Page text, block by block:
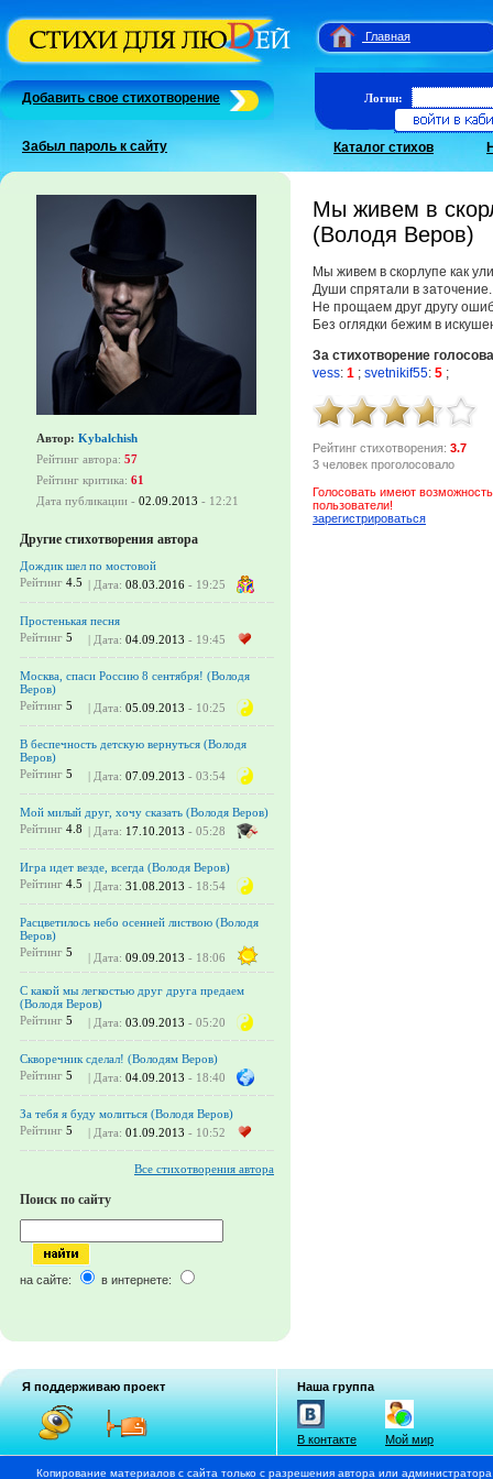
Главная
Добавить свое стихотворение
Забыл пароль к сайту
Логин:
Каталог стихов
Автор: Kybalchish
Рейтинг автора: 57
Рейтинг критика: 61
Дата публикации - 02.09.2013 - 12:21
Другие стихотворения автора
Дождик шел по мостовой
Рейтинг 4.5 | Дата: 08.03.2016 - 19:25
Простенькая песня
Рейтинг 5 | Дата: 04.09.2013 - 19:45
Москва, спаси Россию 8 сентября! (Володя
Веров)
Рейтинг 5 | Дата: 05.09.2013 - 10:25
В беспечность детскую вернуться (Володя
Веров)
Рейтинг 5 | Дата: 07.09.2013 - 03:54
Мой милый друг, хочу сказать (Володя Веров)
Рейтинг 4.8 | Дата: 17.10.2013 - 05:28
Игра идет везде, всегда (Володя Веров)
Рейтинг 4.5 | Дата: 31.08.2013 - 18:54
Расцветилось небо осенней листвою (Володя
Веров)
Рейтинг 5 | Дата: 09.09.2013 - 18:06
С какой мы легкостью друг друга предаем
(Володя Веров)
Рейтинг 5 | Дата: 03.09.2013 - 05:20
Скворечник сделал! (Володям Веров)
Рейтинг 5 | Дата: 04.09.2013 - 18:40
За тебя я буду молиться (Володя Веров)
Рейтинг 5 | Дата: 01.09.2013 - 10:52
Все стихотворения автора
Поиск по сайту
на сайте: в интернете:
Мы живем в
(Володя Веров)
Мы живем в скорлупе как
Души спрятали в заточение.
Не прощаем друг другу
Без оглядки бежим в
За стихотворение
vess: 1 ; svetnikif55: 5 ;
Рейтинг стихотворения: 3.7
3 человек проголосовало
Голосовать имеют
пользователи!
зарегистрироваться
Я поддерживаю проект Наша группа
В контакте Мой мир
Копирование материалов с сайта только с разрешения автора или